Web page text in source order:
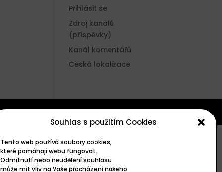
Souhlas s použitím Cookies
Tento web používá soubory cookies,
které pomáhají webu fungovat.
Odmítnutí nebo neudělení souhlasu
může mít vliv na Vaše procházení našeho
Přihlásit se
Zdroj kanálů
(příspěvky)
Kanál komentářů
Česká lokalizace